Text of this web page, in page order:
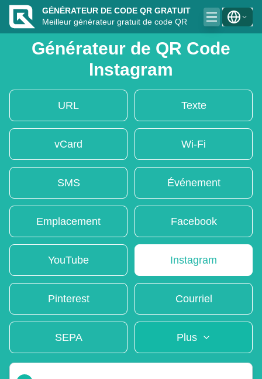
GÉNÉRATEUR DE CODE QR GRATUIT
Meilleur générateur gratuit de code QR
Générateur de QR Code
Instagram
URL Texte
vCard Wi-Fi
SMS Événement
Emplacement Facebook
YouTube Instagram
Pinterest Courriel
SEPA Plus